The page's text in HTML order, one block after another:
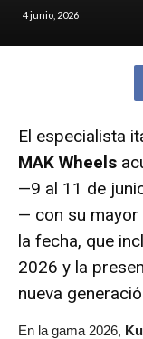
4 junio, 2026
El especialista
MAK Wheels
—9 al 11 de
— con su mayor
la fecha, que
2026 y la
nueva
En la gama 2026,